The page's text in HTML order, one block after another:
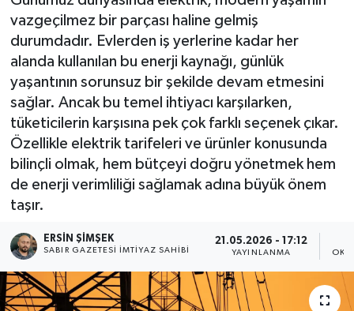
vazgeçilmez bir parçası haline gelmiş
durumdadır. Evlerden iş yerlerine kadar her
alanda kullanılan bu enerji kaynağı, günlük
yaşantının sorunsuz bir şekilde devam etmesini
sağlar. Ancak bu temel ihtiyacı karşılarken,
tüketicilerin karşısına pek çok farklı seçenek çıkar.
Özellikle elektrik tarifeleri ve ürünler konusunda
bilinçli olmak, hem bütçeyi doğru yönetmek hem
de enerji verimliliği sağlamak adına büyük önem
taşır.
ERSIN ŞİMŞEK
SABIR GAZETESI İMTIYAZ SAHIBI
21.05.2026 - 17:12
YAYINLANMA